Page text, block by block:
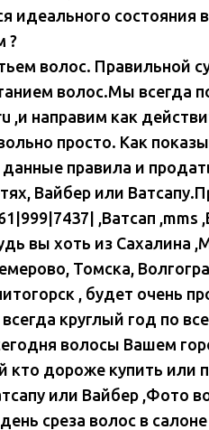
идеального состояния
?
волос. Правильной
волос.Мы всегда
,и направим как
просто. Как
правила и
Вайбер или
,Ватсап
вы хоть из Сахалина
Томска,
, будет очень
круглый год по
волосы Вашем
кто дороже купить или
или Вайбер ,Фото
среза волос в